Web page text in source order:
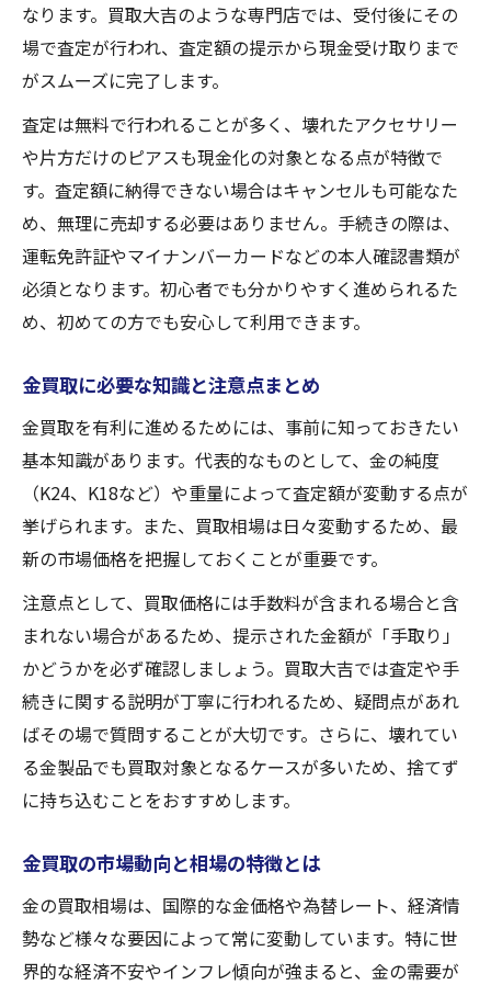
金買取の事前準備と必要書類のまとめ
金買取の査定から現金化までの流れ解説
金買取初心者が迷わない手続きの進め方
金買取でスムーズに進めるためのポイント
金買取の当日の流れを詳しく解説します
壊れたアクセサリーも金買取で有利に現金化
壊れた品物の金買取ポイントと準備方法
片方だけのピアスでも金買取できる理由
金買取で壊れたアクセサリーは査定可能か
金買取でよくある壊れた品の取り扱い方
買取大吉を活用した金買取成功のコツを紹介
買取大吉の金買取サービス活用法解説
金買取で買取大吉を選ぶメリットまとめ
買取大吉の金買取キャンペーン活用術
買取大吉で金買取を有利に進める方法
納得できる金買取のための相場チェックポイン
ト
金買取時に確認すべき相場の見方とコツ
金買取の価格変動と相場チェック術紹介
金買取で納得できる価格を得るポイント
金買取の価格交渉で役立つ相場知識
なります。買取大吉のような専門店では、受付後にその
場で査定が行われ、査定額の提示から現金受け取りまで
がスムーズに完了します。
査定は無料で行われることが多く、壊れたアクセサリー
や片方だけのピアスも現金化の対象となる点が特徴で
す。査定額に納得できない場合はキャンセルも可能なた
め、無理に売却する必要はありません。手続きの際は、
運転免許証やマイナンバーカードなどの本人確認書類が
必須となります。初心者でも分かりやすく進められるた
め、初めての方でも安心して利用できます。
金買取に必要な知識と注意点まとめ
金買取を有利に進めるためには、事前に知っておきたい
基本知識があります。代表的なものとして、金の純度
（K24、K18など）や重量によって査定額が変動する点が
挙げられます。また、買取相場は日々変動するため、最
新の市場価格を把握しておくことが重要です。
注意点として、買取価格には手数料が含まれる場合と含
まれない場合があるため、提示された金額が「手取り」
かどうかを必ず確認しましょう。買取大吉では査定や手
続きに関する説明が丁寧に行われるため、疑問点があれ
ばその場で質問することが大切です。さらに、壊れてい
る金製品でも買取対象となるケースが多いため、捨てず
に持ち込むことをおすすめします。
金買取の市場動向と相場の特徴とは
金の買取相場は、国際的な金価格や為替レート、経済情
勢など様々な要因によって常に変動しています。特に世
界的な経済不安やインフレ傾向が強まると、金の需要が